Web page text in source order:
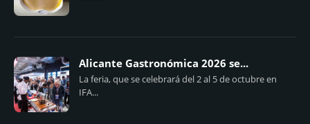
Alicante Gastronómica 2026 se...
La feria, que se celebrará del 2 al 5 de octubre en
IFA...